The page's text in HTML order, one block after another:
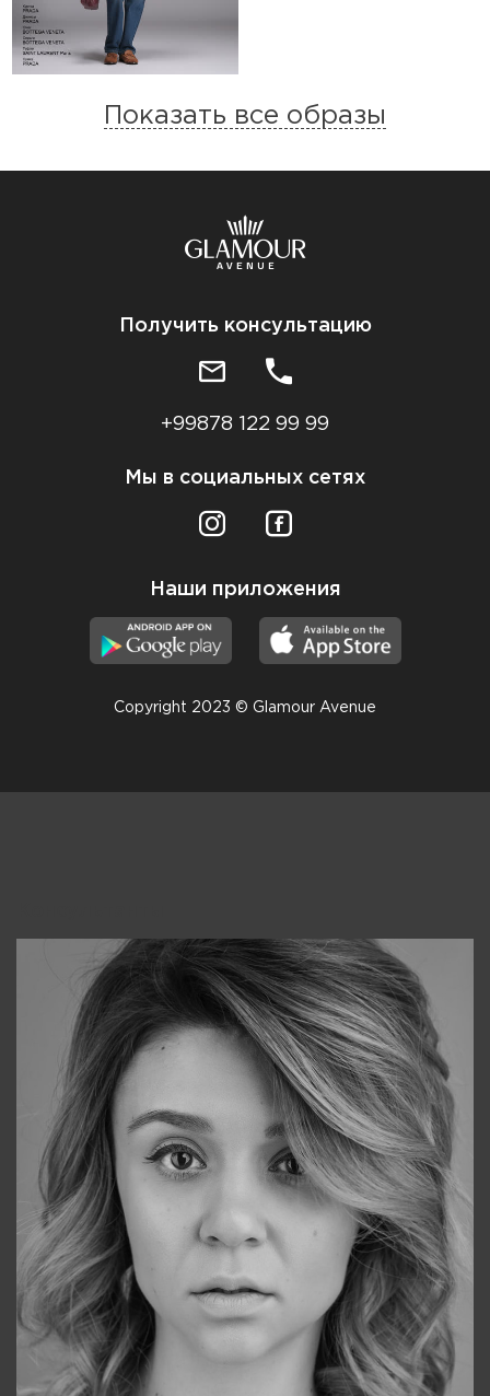
Показать все образы
Получить консультацию
+99878 122 99 99
Мы в социальных сетях
Наши приложения
Copyright 2023 © Glamour Avenue